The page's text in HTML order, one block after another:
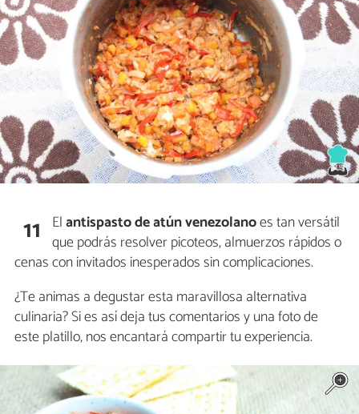
11 Elantispasto de atún venezolanoes tan versátil
que podrás resolver picoteos, almuerzos rápidos o
cenas con invitados inesperados sin complicaciones.
¿Te animas a degustar esta maravillosa alternativa
culinaria? Si es así deja tus comentarios y una foto de
este platillo, nos encantará compartir tu experiencia.